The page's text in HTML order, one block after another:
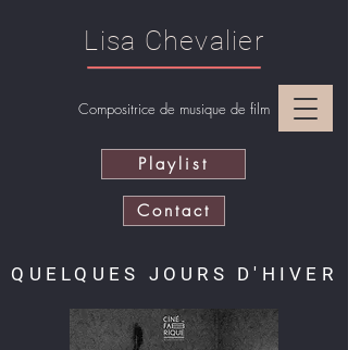
Lisa Chevalier
Compositrice de musique de film
Playlist
Contact
QUELQUES JOURS D'HIVER